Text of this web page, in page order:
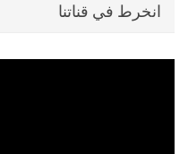
انخرط في قناتنا